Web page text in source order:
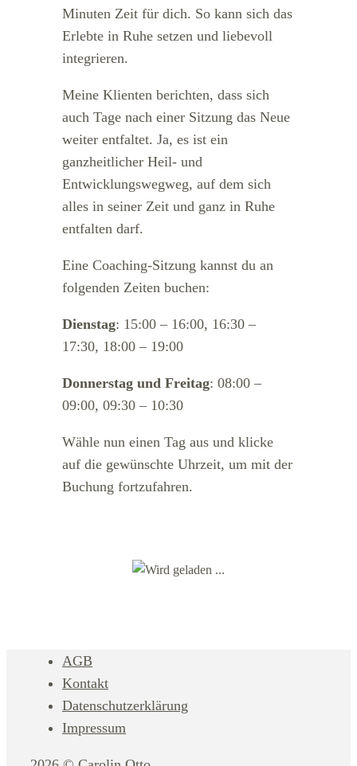
Minuten Zeit für dich. So kann sich das
Erlebte in Ruhe setzen und liebevoll
integrieren.
Meine Klienten berichten, dass sich
auch Tage nach einer Sitzung das Neue
weiter entfaltet. Ja, es ist ein
ganzheitlicher Heil- und
Entwicklungswegweg, auf dem sich
alles in seiner Zeit und ganz in Ruhe
entfalten darf.
Eine Coaching-Sitzung kannst du an
folgenden Zeiten buchen:
Dienstag: 15:00 – 16:00, 16:30 –
17:30, 18:00 – 19:00
Donnerstag und Freitag: 08:00 –
09:00, 09:30 – 10:30
Wähle nun einen Tag aus und klicke
auf die gewünschte Uhrzeit, um mit der
Buchung fortzufahren.
AGB
Kontakt
Datenschutzerklärung
Impressum